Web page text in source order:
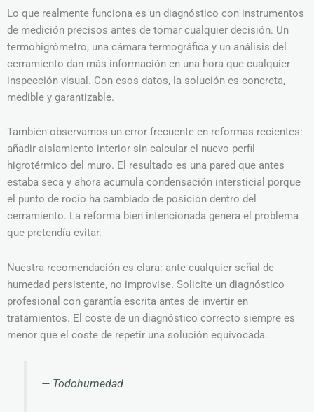
Lo que realmente funciona es un diagnóstico con instrumentos
de medición precisos antes de tomar cualquier decisión. Un
termohigrómetro, una cámara termográfica y un análisis del
cerramiento dan más información en una hora que cualquier
inspección visual. Con esos datos, la solución es concreta,
medible y garantizable.
También observamos un error frecuente en reformas recientes:
añadir aislamiento interior sin calcular el nuevo perfil
higrotérmico del muro. El resultado es una pared que antes
estaba seca y ahora acumula condensación intersticial porque
el punto de rocío ha cambiado de posición dentro del
cerramiento. La reforma bien intencionada genera el problema
que pretendía evitar.
Nuestra recomendación es clara: ante cualquier señal de
humedad persistente, no improvise. Solicite un diagnóstico
profesional con garantía escrita antes de invertir en
tratamientos. El coste de un diagnóstico correcto siempre es
menor que el coste de repetir una solución equivocada.
— Todohumedad